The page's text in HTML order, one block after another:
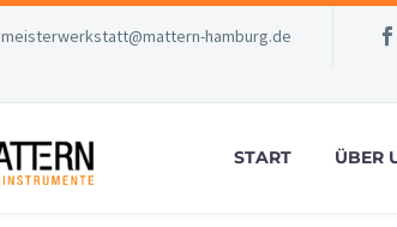
meisterwerkstatt@mattern-hamburg.de
START ÜBER